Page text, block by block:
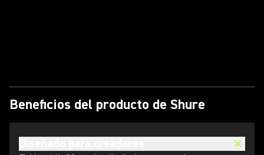
Beneficios del producto de Shure